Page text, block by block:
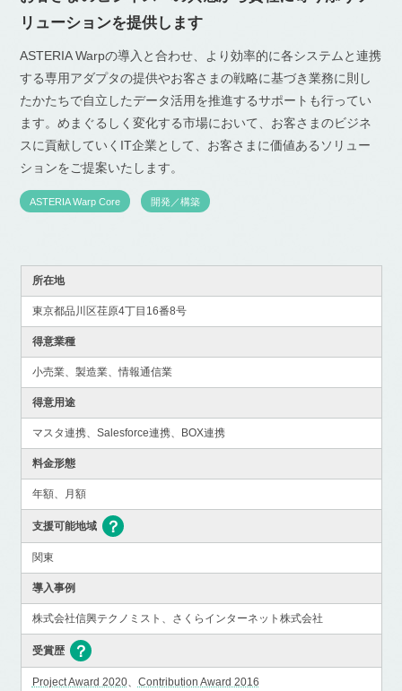
リューションを提供します
ASTERIA Warpの導入と合わせ、より効率的に各システムと連携
する専用アダプタの提供やお客さまの戦略に基づき業務に則し
たかたちで自立したデータ活用を推進するサポートも行ってい
ます。めまぐるしく変化する市場において、お客さまのビジネ
スに貢献していくIT企業として、お客さまに価値あるソリュー
ションをご提案いたします。
ASTERIA Warp Core 開発／構築
所在地
東京都品川区荏原4丁目16番8号
得意業種
小売業、製造業、情報通信業
得意用途
マスタ連携、Salesforce連携、BOX連携
料金形態
年額、月額
支援可能地域
関東
導入事例
株式会社信興テクノミスト、さくらインターネット株式会社
受賞歴
Project Award 2020、 Contribution Award 2016